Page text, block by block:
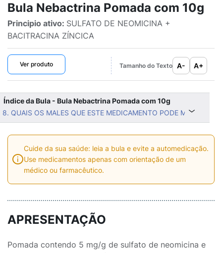
Bula Nebactrina Pomada com 10g
Principio ativo: SULFATO DE NEOMICINA +
BACITRACINA ZÍNCICA
Ver produto Tamanho do Texto A- A+
Índice da Bula - Bula Nebactrina Pomada com 10g
8. QUAIS OS MALES QUE ESTE MEDICAMENTO PODE ME
Cuide da sua saúde: leia a bula e evite a automedicação.
Use medicamentos apenas com orientação de um
médico ou farmacêutico.
APRESENTAÇÃO
Pomada contendo 5 mg/g de sulfato de neomicina e